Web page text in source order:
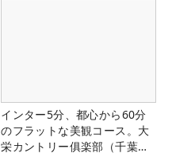
インター5分、都心から60分
のフラットな美観コース。大
栄カントリー俱楽部（千葉